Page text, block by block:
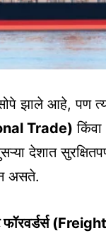
झाले आहे, पण
Trade) किंवा
देशात
असते.